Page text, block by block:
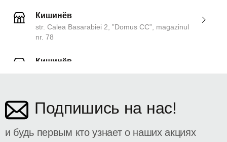
Кишинёв
str. Calea Basarabiei 2, ”Domus CC”, magazinul
nr. 78
Кишинёв
Подпишись на нас!
и будь первым кто узнает о наших акциях